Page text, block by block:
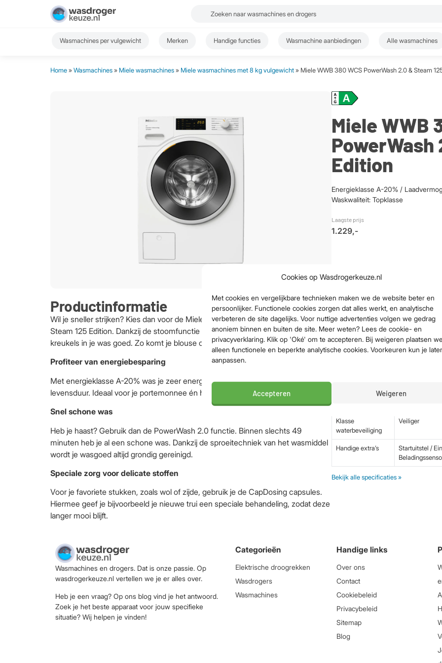
Cookies op Wasdrogerkeuze.nl
Met cookies en vergelijkbare technieken maken we de website beter en
persoonlijker. Functionele cookies zorgen dat alles werkt, en analytische
verbeteren de site dagelijks. Voor nuttige advertenties volgen we gedrag
anoniem binnen en buiten de site. Meer weten? Lees de cookie- en
privacyverklaring. Klik op 'Oké' om te accepteren. Bij weigeren plaatsen we
alleen functionele en beperkte analytische cookies. Voorkeuren kun je later
aanpassen.
Accepteren Weigeren
Wasmachines per vulgewicht Merken Handige functies Wasmachine aanbiedingen Alle wasmachines
Home»Wasmachines» Miele wasmachines» Miele wasmachines met 8 kg vulgewicht» Miele WWB 380 WCS PowerWash 2.0 & Steam
Miele WWB
PowerWash
Edition
Energieklasse A-20% /
Waskwaliteit: Topklasse
Laagste prijs
1.229,-
Productinformatie
Wil je sneller strijken? Kies dan voor de Miele WWB 380 WCS PowerWash 2.0 &
Steam 125 Edition. Dankzij de stoomfunctie vermindert deze wasmachine de
kreukels in je was goed. Zo komt je blouse of overhemd gladder uit de trommel.
Profiteer van energiebesparing
Met energieklasse A-20% was je zeer energiezuinig en bespaar je flink over de
levensduur. Ideaal voor je portemonnee én het milieu.
Snel schone was
Heb je haast? Gebruik dan de PowerWash 2.0 functie. Binnen slechts 49
minuten heb je al een schone was. Dankzij de sproeitechniek van het wasmiddel
wordt je wasgoed altijd grondig gereinigd.
Speciale zorg voor delicate stoffen
Voor je favoriete stukken, zoals wol of zijde, gebruik je de CapDosing capsules.
Hiermee geef je bijvoorbeeld je nieuwe trui een speciale behandeling, zodat deze
langer mooi blijft.
Belangrijkste
Vulgewicht 8 kg
Toerental 1400 rpm
72 dB (stiller
Klasse
waterbeveiliging
Veiliger
Handige extra’s
Startuitstel /
Bekijk alle specificaties »
Wasmachines en drogers. Dat is onze passie. Op
wasdrogerkeuze.nl vertellen we je er alles over.
Heb je een vraag? Op ons blog vind je het antwoord.
Zoek je het beste apparaat voor jouw specifieke
situatie? Wij helpen je vinden!
Categorieën
Elektrische droogrekken
Wasdrogers
Wasmachines
Handige links
Over ons
Contact
Cookiebeleid
Privacybeleid
Sitemap
Blog